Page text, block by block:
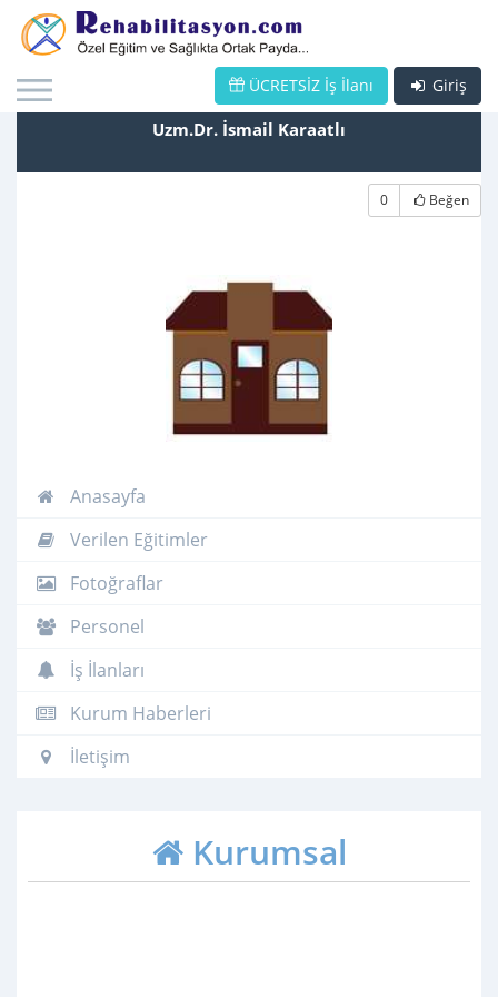
Giriş
ÜCRETSİZ İş İlanı
Uzm.Dr. İsmail Karaatlı
0 Beğen
Anasayfa
Verilen Eğitimler
Fotoğraflar
Personel
İş İlanları
Kurum Haberleri
İletişim
Kurumsal